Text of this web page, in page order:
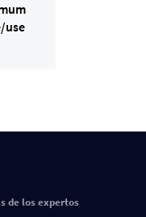
use
de los expertos